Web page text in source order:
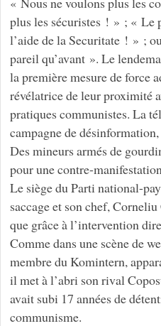
plus les sécuristes ! » ; « Le
l’aide de la Securitate ! » ;
pareil qu’avant ». Le
la première mesure de force
révélatrice de leur proximité
pratiques communistes. La
campagne de
Des mineurs armés de
pour une contre-
Le siège du Parti national-
saccage et son chef,
que grâce à l’intervention
Comme dans une scène de
membre du Komintern,
il met à l’abri son rival
avait subi 17 années de
communisme.